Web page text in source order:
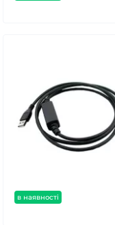
в наявності